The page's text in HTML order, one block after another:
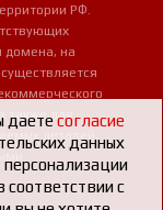
РФ.
домена, на
также для
деталей,
даетесогласие
данных
соответствии с